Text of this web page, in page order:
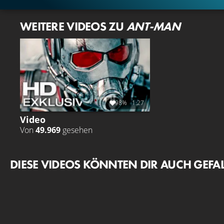
WEITERE VIDEOS ZUANT-MAN
98% 1:27
Video
Von 49.969 gesehen
DIESE VIDEOS KÖNNTEN DIR AUCH